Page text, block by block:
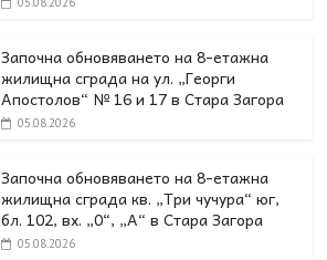
Започна обновяването на 8-етажна
жилищна сграда на ул. „Георги
Апостолов“ № 16 и 17 в Стара Загора
05.08.2026
Започна обновяването на 8-етажна
жилищна сграда кв. „Три чучура“ юг,
бл. 102, вх. „0“, „А“ в Стара Загора
05.08.2026